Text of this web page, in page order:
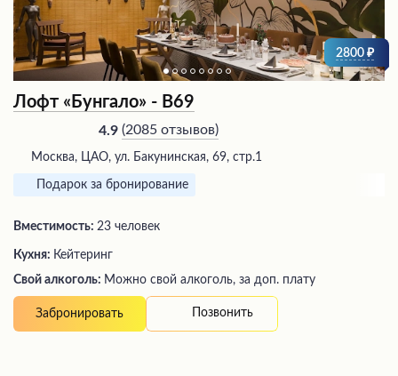
2800
Лофт «Бунгало» - В69
4.9 (2085 отзывов)
Москва, ЦАО, ул. Бакунинская, 69, стр.1
Подарок за бронирование
Вместимость: 23 человек
Кухня: Кейтеринг
Свой алкоголь: Можно свой алкоголь, за доп. плату
Забронировать Позвонить